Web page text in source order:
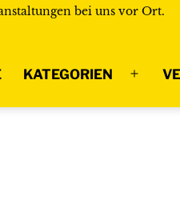
bei uns vor Ort.
KATEGORIEN
Menü